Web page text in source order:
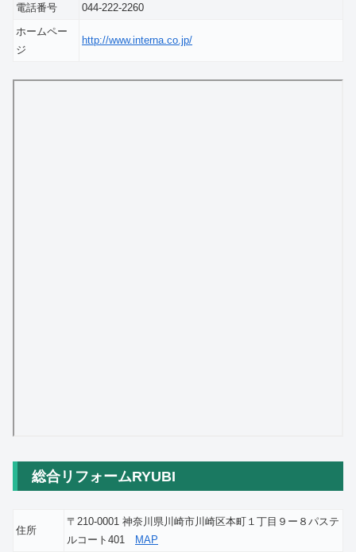
電話番号
044-222-2260
ホームペー
ジ
http://www.interna.co.jp/
総合リフォームRYUBI
住所
〒210-0001 神奈川県川崎市川崎区本町１丁目９ー８パステ
ルコート401 MAP